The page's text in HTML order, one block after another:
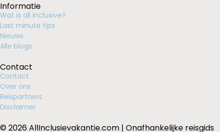
Informatie
Wat is all inclusive?
Last minute tips
Nieuws
Alle blogs
Contact
Contact
Over ons
Reispartners
Disclaimer
© 2026 AllInclusievakantie.com | Onafhankelijke reisgids